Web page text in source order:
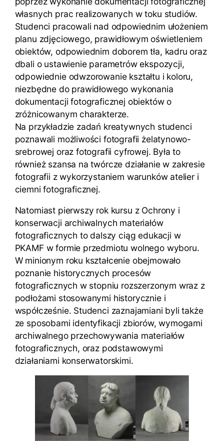
własnych prac realizowanych w toku studiów.
Studenci pracowali nad odpowiednim ułożeniem
planu zdjęciowego, prawidłowym oświetleniem
obiektów, odpowiednim doborem tła, kadru oraz
dbali o ustawienie parametrów ekspozycji,
odpowiednie odwzorowanie kształtu i koloru,
niezbędne do prawidłowego wykonania
dokumentacji fotograficznej obiektów o
zróżnicowanym charakterze.
Na przykładzie zadań kreatywnych studenci
poznawali możliwości fotografii żelatynowo-
srebrowej oraz fotografii cyfrowej. Była to
również szansa na twórcze działanie w zakresie
fotografii z wykorzystaniem warunków atelier i
ciemni fotograficznej.
Natomiast pierwszy rok kursu z Ochrony i
konserwacji archiwalnych materiałów
fotograficznych to dalszy ciąg edukacji w
PKAMF w formie przedmiotu wolnego wyboru.
W minionym roku kształcenie obejmowało
poznanie historycznych procesów
fotograficznych w stopniu rozszerzonym wraz z
podłożami stosowanymi historycznie i
współcześnie. Studenci zaznajamiani byli także
ze sposobami identyfikacji zbiorów, wymogami
archiwalnego przechowywania materiałów
fotograficznych, oraz podstawowymi
działaniami konserwatorskimi.